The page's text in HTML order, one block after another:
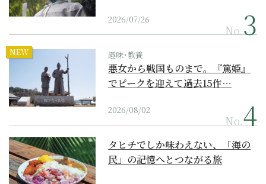
2026/07/26
No.
NEW 趣味･教養
悪女から戦国ものまで。『篤姫』
でピークを迎えて過去15作…
2026/08/02
No.
タヒチでしか味わえない、「海の
民」の記憶へとつながる旅